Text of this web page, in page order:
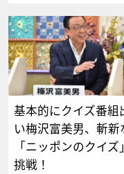
基本的にクイズ番組
い梅沢富美男、斬新
「ニッポンのクイズ
挑戦！